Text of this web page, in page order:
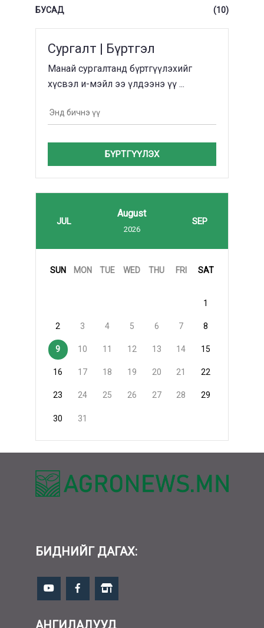
БУСАД
(10)
Сургалт | Бүртгэл
Манай сургалтанд бүртгүүлэхийг
хүсвэл и-мэйл ээ үлдээнэ үү ...
БҮРТГҮҮЛЭХ
JUL
August
2026
SEP
SUN MON TUE WED THU FRI SAT
1
2 3 4 5 6 7 8
9 10 11 12 13 14 15
16 17 18 19 20 21 22
23 24 25 26 27 28 29
30 31
БИДНИЙГ ДАГАХ:
АНГИЛАЛУУД